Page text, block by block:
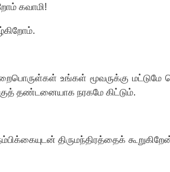
கவாமி!
உங்கள் மூவருக்கு மட்டுமே
தண்டனையாக நரகமே கிட்டும்.
திருமந்திரத்தைக்